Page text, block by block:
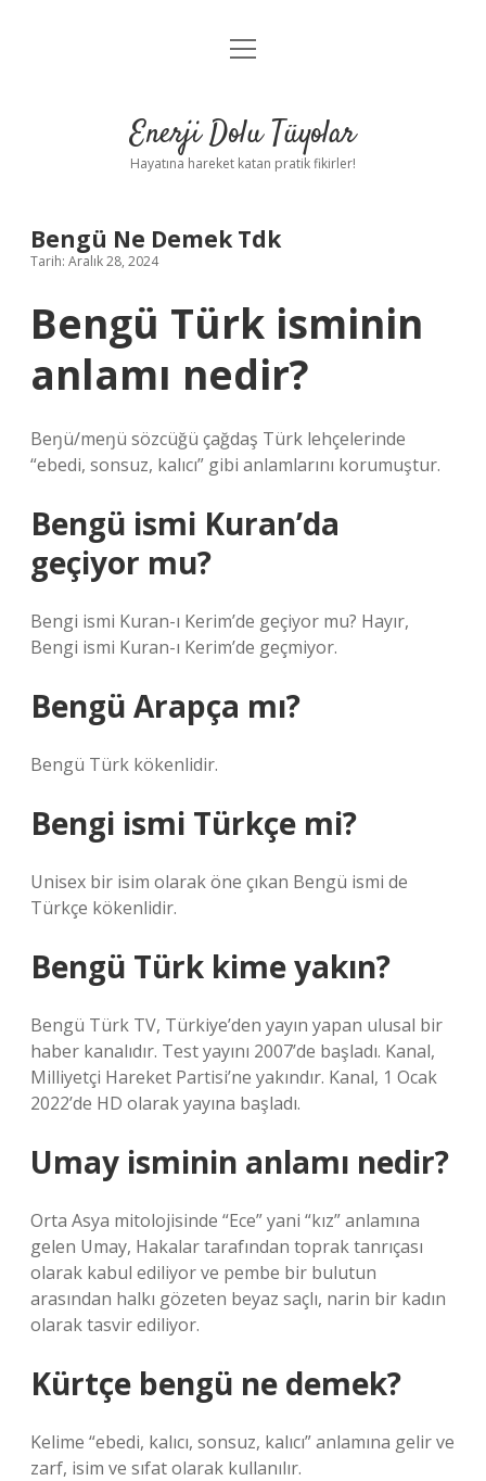
Anasayfa
Yasal Uyarı
menüyü
Enerji Dolu Tüyolar
Hayatına hareket katan pratik fikirler!
Bengü Ne Demek Tdk
Tarih: Aralık 28, 2024
Bengü Türk isminin
anlamı nedir?
Beŋü/meŋü sözcüğü çağdaş Türk lehçelerinde
“ebedi, sonsuz, kalıcı” gibi anlamlarını korumuştur.
Bengü ismi Kuran’da
geçiyor mu?
Bengi ismi Kuran-ı Kerim’de geçiyor mu? Hayır,
Bengi ismi Kuran-ı Kerim’de geçmiyor.
Bengü Arapça mı?
Bengü Türk kökenlidir.
Bengi ismi Türkçe mi?
Unisex bir isim olarak öne çıkan Bengü ismi de
Türkçe kökenlidir.
Bengü Türk kime yakın?
Bengü Türk TV, Türkiye’den yayın yapan ulusal bir
haber kanalıdır. Test yayını 2007’de başladı. Kanal,
Milliyetçi Hareket Partisi’ne yakındır. Kanal, 1 Ocak
2022’de HD olarak yayına başladı.
Umay isminin anlamı nedir?
Orta Asya mitolojisinde “Ece” yani “kız” anlamına
gelen Umay, Hakalar tarafından toprak tanrıçası
olarak kabul ediliyor ve pembe bir bulutun
arasından halkı gözeten beyaz saçlı, narin bir kadın
olarak tasvir ediliyor.
Kürtçe bengü ne demek?
Kelime “ebedi, kalıcı, sonsuz, kalıcı” anlamına gelir ve
zarf, isim ve sıfat olarak kullanılır.